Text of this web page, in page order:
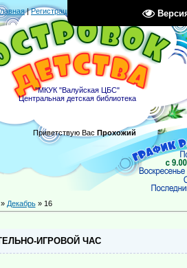
|Регистрация
"МКУК "Валуйская ЦБС"
Центральная детская библиотека
Приветствую Вас Прохожий
» Декабрь » 16
ИГРОВОЙ ЧАС